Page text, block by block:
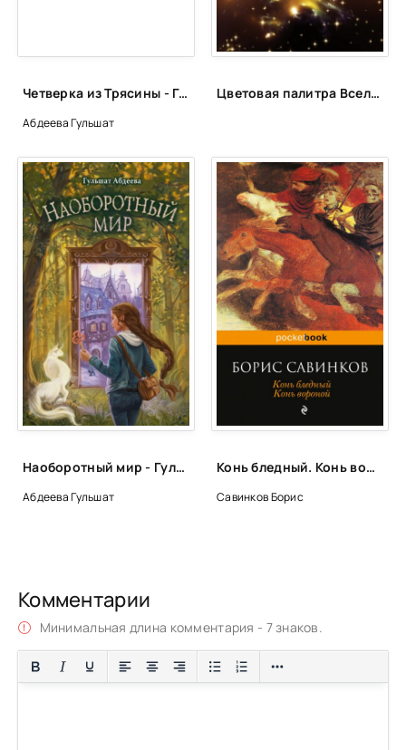
Четверка из Трясины - Гульшат Абдеева
Абдеева Гульшат
Цветовая палитра Вселенной: какого цвета бывают звезды?
Наоборотный мир - Гульшат Абдеева
Абдеева Гульшат
Конь бледный. Конь вороной - Борис Савинков
Савинков Борис
Комментарии
Минимальная длина комментария - 7 знаков.